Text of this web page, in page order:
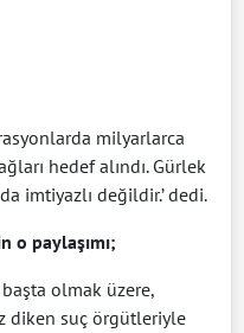
milyarlarca
hedef alındı. Gürlek
imtiyazlı değildir.’ dedi.
o paylaşımı;
başta olmak üzere,
diken suç örgütleriyle